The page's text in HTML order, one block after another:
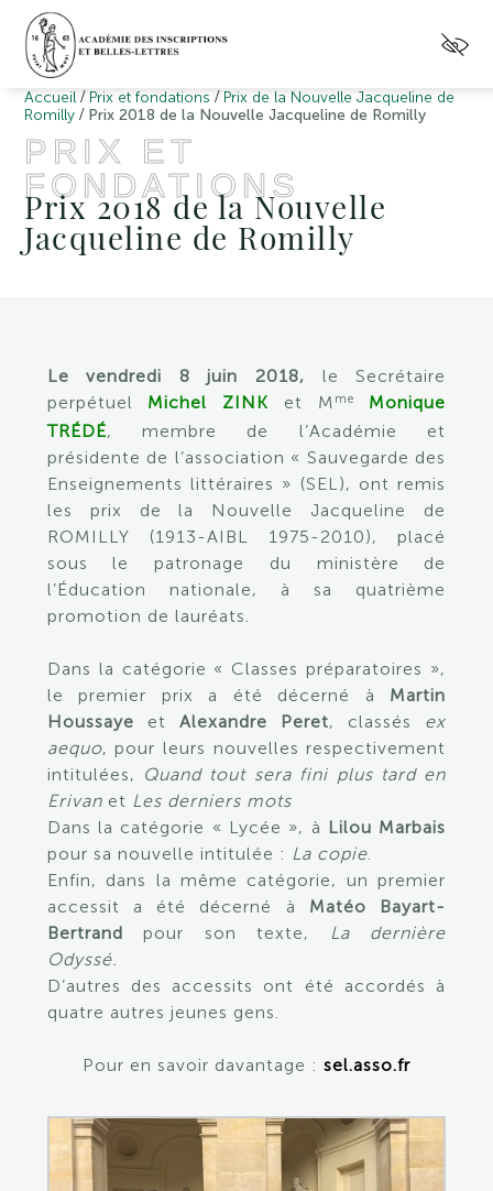
Accueil / Prix et fondations / Prix de la Nouvelle Jacqueline de
Romilly / Prix 2018 de la Nouvelle Jacqueline de Romilly
PRIX ET
FONDATIONS
Prix 2018 de la Nouvelle
Jacqueline de Romilly
Le vendredi 8 juin 2018, le Secrétaire
perpétuel Michel ZINK et M me
Monique
TRÉDÉ, membre de l’Académie et
présidente de l’association « Sauvegarde des
Enseignements littéraires » (SEL), ont remis
les prix de la Nouvelle Jacqueline de
ROMILLY (1913-AIBL 1975-2010), placé
sous le patronage du ministère de
l’Éducation nationale, à sa quatrième
promotion de lauréats.
Dans la catégorie « Classes préparatoires »,
le premier prix a été décerné à Martin
Houssaye et Alexandre Peret, classés ex
aequo, pour leurs nouvelles respectivement
intitulées, Quand tout sera fini plus tard en
Erivanet Les derniers mots
Dans la catégorie « Lycée », à Lilou Marbais
pour sa nouvelle intitulée : La copie.
Enfin, dans la même catégorie, un premier
accessit a été décerné à Matéo Bayart-
Bertrand pour son texte, La dernière
Odyssé.
D’autres des accessits ont été accordés à
quatre autres jeunes gens.
Pour en savoir davantage : sel.asso.fr